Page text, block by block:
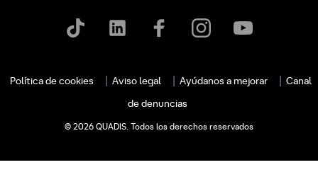
Política de cookies Aviso legal Ayúdanos a mejorar Canal
de denuncias
© 2026 QUADIS. Todos los derechos reservados